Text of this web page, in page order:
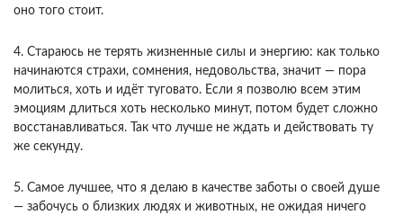
оно того стоит.
4. Стараюсь не терять жизненные силы и энергию: как только
начинаются страхи, сомнения, недовольства, значит — пора
молиться, хоть и идёт туговато. Если я позволю всем этим
эмоциям длиться хоть несколько минут, потом будет сложно
восстанавливаться. Так что лучше не ждать и действовать ту
же секунду.
5. Самое лучшее, что я делаю в качестве заботы о своей душе
— забочусь о близких людях и животных, не ожидая ничего